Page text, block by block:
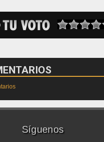
Síguenos